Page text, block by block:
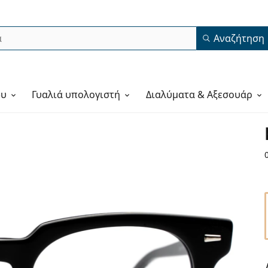
Αναζήτηση
Γυαλιά υπολογιστή Διαλύματα & Αξεσουάρ